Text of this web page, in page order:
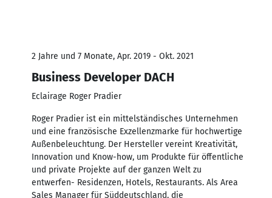
2 Jahre und 7 Monate, Apr. 2019 - Okt. 2021
Business Developer DACH
Eclairage Roger Pradier
Roger Pradier ist ein mittelständisches Unternehmen
und eine französische Exzellenzmarke für hochwertige
Außenbeleuchtung. Der Hersteller vereint Kreativität,
Innovation und Know-how, um Produkte für öffentliche
und private Projekte auf der ganzen Welt zu
entwerfen- Residenzen, Hotels, Restaurants. Als Area
Sales Manager für Süddeutschland, die